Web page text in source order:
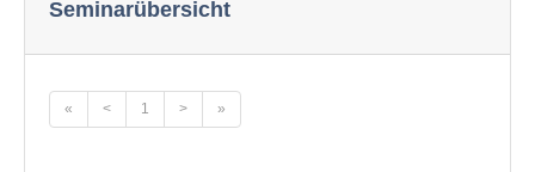
Seminarübersicht
« < 1 > »